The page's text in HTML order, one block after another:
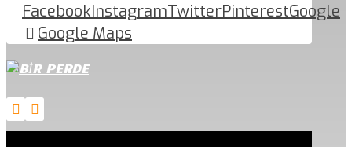
FacebookInstagramTwitterPinterestGoogle
Google Maps